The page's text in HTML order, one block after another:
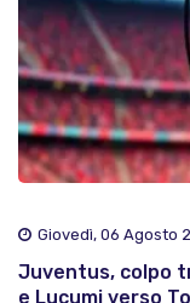
Giovedì, 06 Agosto
Juventus, colpo
e Lucumi verso